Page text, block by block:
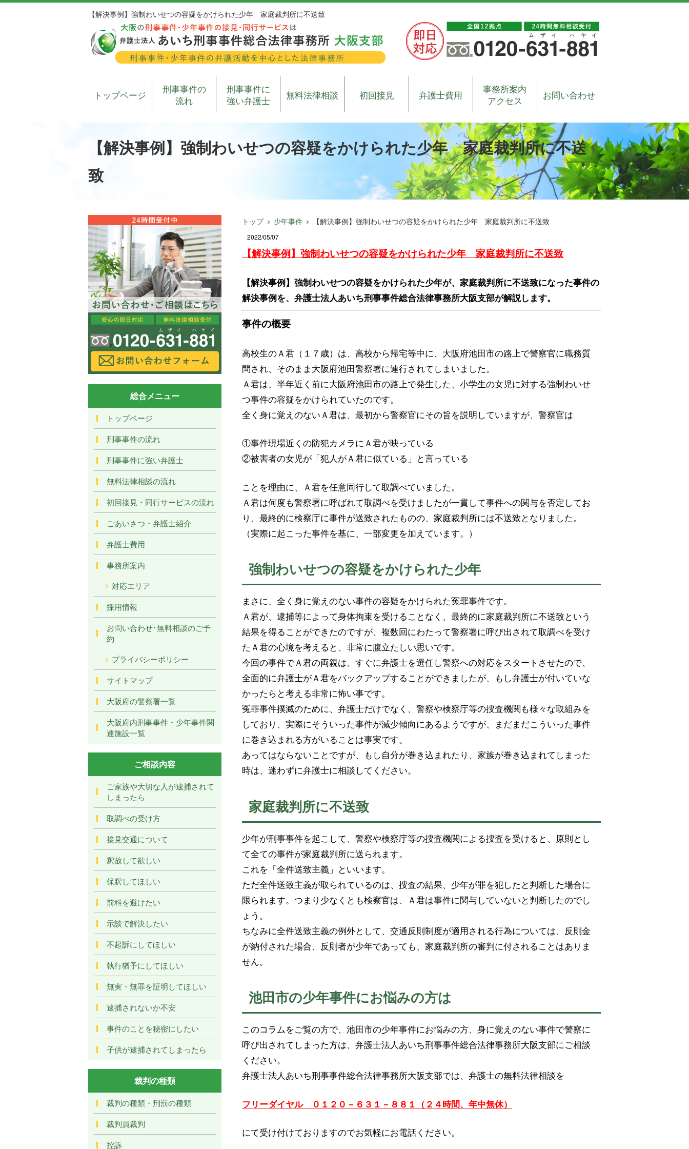
【解決事例】強制わいせつの容疑をかけられた少年 家庭裁判所に不送致
トップページ
刑事事件の
流れ
刑事事件に
強い弁護士
無料法律相談 初回接見 弁護士費用
事務所案内
アクセス
お問い合わせ
【解決事例】強制わいせつの容疑をかけられた少年 家庭裁判所に不送
致
トップ 少年事件 【解決事例】強制わいせつの容疑をかけられた少年 家庭裁判所に不送致
2022/05/07
【解決事例】強制わいせつの容疑をかけられた少年 家庭裁判所に不送致
【解決事例】強制わいせつの容疑をかけられた少年が、家庭裁判所に不送致になった事件の
解決事例を、弁護士法人あいち刑事事件総合法律事務所大阪支部が解説します。
事件の概要
高校生のＡ君（１７歳）は、高校から帰宅等中に、大阪府池田市の路上で警察官に職務質
問され、そのまま大阪府池田警察署に連行されてしまいました。
Ａ君は、半年近く前に大阪府池田市の路上で発生した、小学生の女児に対する強制わいせ
つ事件の容疑をかけられていたのです。
全く身に覚えのないＡ君は、最初から警察官にその旨を説明していますが、警察官は
①事件現場近くの防犯カメラにＡ君が映っている
②被害者の女児が「犯人がＡ君に似ている」と言っている
ことを理由に、Ａ君を任意同行して取調べていました。
Ａ君は何度も警察署に呼ばれて取調べを受けましたが一貫して事件への関与を否定してお
り、最終的に検察庁に事件が送致されたものの、家庭裁判所には不送致となりました。
（実際に起こった事件を基に、一部変更を加えています。）
強制わいせつの容疑をかけられた少年
まさに、全く身に覚えのない事件の容疑をかけられた冤罪事件です。
Ａ君が、逮捕等によって身体拘束を受けることなく、最終的に家庭裁判所に不送致という
結果を得ることができたのですが、複数回にわたって警察署に呼び出されて取調べを受け
たＡ君の心境を考えると、非常に腹立たしい思いです。
今回の事件でＡ君の両親は、すぐに弁護士を選任し警察への対応をスタートさせたので、
全面的に弁護士がＡ君をバックアップすることができましたが、もし弁護士が付いていな
かったらと考える非常に怖い事です。
冤罪事件撲滅のために、弁護士だけでなく、警察や検察庁等の捜査機関も様々な取組みを
しており、実際にそういった事件が減少傾向にあるようですが、まだまだこういった事件
に巻き込まれる方がいることは事実です。
あってはならないことですが、もし自分が巻き込まれたり、家族が巻き込まれてしまった
時は、迷わずに弁護士に相談してください。
家庭裁判所に不送致
少年が刑事事件を起こして、警察や検察庁等の捜査機関による捜査を受けると、原則とし
て全ての事件が家庭裁判所に送られます。
これを「全件送致主義」といいます。
ただ全件送致主義が取られているのは、捜査の結果、少年が罪を犯したと判断した場合に
限られます。つまり少なくとも検察官は、Ａ君は事件に関与していないと判断したのでし
ょう。
ちなみに全件送致主義の例外として、交通反則制度が適用される行為については、反則金
が納付された場合、反則者が少年であっても、家庭裁判所の審判に付されることはありま
せん。
池田市の少年事件にお悩みの方は
このコラムをご覧の方で、池田市の少年事件にお悩みの方、身に覚えのない事件で警察に
呼び出されてしまった方は、弁護士法人あいち刑事事件総合法律事務所大阪支部にご相談
ください。
弁護士法人あいち刑事事件総合法律事務所大阪支部では、弁護士の無料法律相談を
フリーダイヤル ０１２０－６３１－８８１（２４時間、年中無休）
にて受け付けておりますのでお気軽にお電話ください。
総合メニュー
トップページ
刑事事件の流れ
刑事事件に強い弁護士
無料法律相談の流れ
初回接見・同行サービスの流れ
ごあいさつ・弁護士紹介
弁護士費用
事務所案内
対応エリア
採用情報
お問い合わせ･無料相談のご予
約
プライバシーポリシー
サイトマップ
大阪府の警察署一覧
大阪府内刑事事件・少年事件関
連施設一覧
ご相談内容
ご家族や大切な人が逮捕されて
しまったら
取調べの受け方
接見交通について
釈放して欲しい
保釈してほしい
前科を避けたい
示談で解決したい
不起訴にしてほしい
執行猶予にしてほしい
無実・無罪を証明してほしい
逮捕されないか不安
事件のことを秘密にしたい
子供が逮捕されてしまったら
裁判の種類
裁判の種類・刑罰の種類
裁判員裁判
控訴